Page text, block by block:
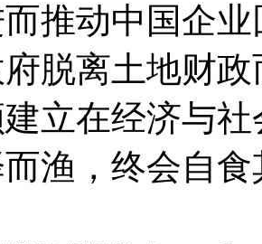
推动中国企
脱离土地财
立在经济与
渔，终会自食